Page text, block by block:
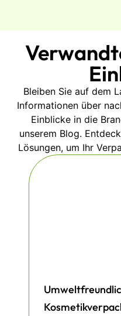
Bleiben Sie auf dem
Informationen über
Einblicke in die
unserem Blog.
Lösungen, um Ihr